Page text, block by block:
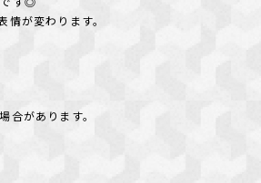
情が変わります。
があります。